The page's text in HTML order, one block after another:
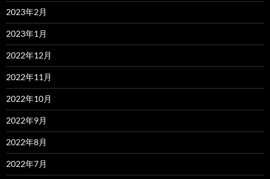
2023年2月
2023年1月
2022年12月
2022年11月
2022年10月
2022年9月
2022年8月
2022年7月